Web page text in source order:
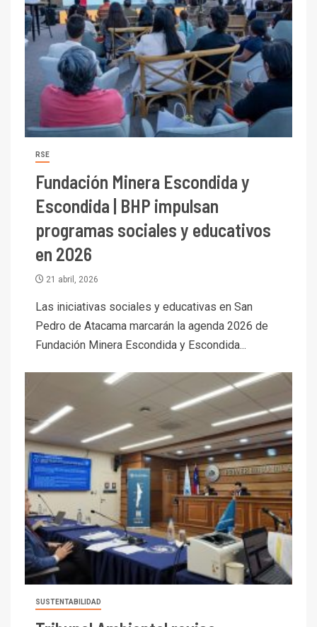
RSE
Fundación Minera Escondida y
Escondida | BHP impulsan
programas sociales y educativos
en 2026
21 abril, 2026
Las iniciativas sociales y educativas en San
Pedro de Atacama marcarán la agenda 2026 de
Fundación Minera Escondida y Escondida...
SUSTENTABILIDAD